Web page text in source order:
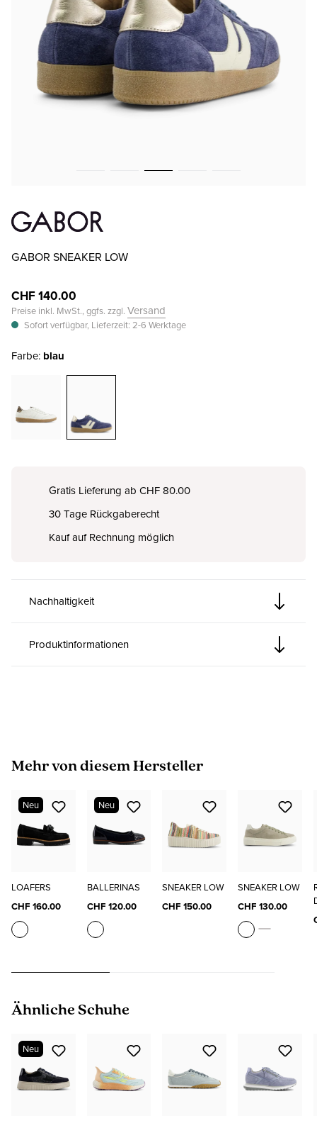
GABOR SNEAKER LOW
CHF 140.00
Preise inkl. MwSt., ggfs. zzgl. Versand
Sofort verfügbar, Lieferzeit: 2-6 Werktage
Farbe: blau
Gratis Lieferung ab CHF 80.00
30 Tage Rückgaberecht
Kauf auf Rechnung möglich
Nachhaltigkeit
Produktinformationen
Produktgalerie überspringen
Mehr von diesem Hersteller
Neu
LOAFERS
CHF 160.00
Neu
BALLERINAS
CHF 120.00
SNEAKER LOW
CHF 150.00
SNEAKER LOW
CHF 130.00
Produktgalerie überspringen
Ähnliche Schuhe
Neu